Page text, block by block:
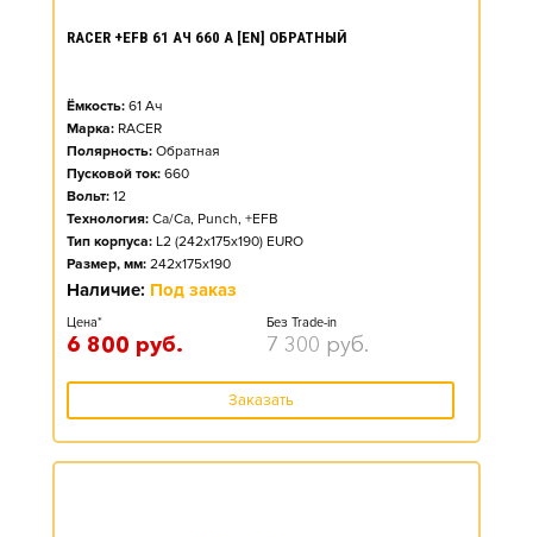
RACER +EFB 61 АЧ 660 А [EN] ОБРАТНЫЙ
Ёмкость: 61 Ач
Марка: RACER
Полярность: Обратная
Пусковой ток: 660
Вольт: 12
Технология: Ca/Ca, Punch, +EFB
Тип корпуса: L2 (242x175x190) EURO
Размер, мм: 242x175x190
Наличие: Под заказ
Цена*
6 800 руб.
Без Trade-in
7 300 руб.
Заказать